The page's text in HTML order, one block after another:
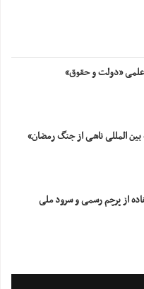
علمی «دولت و حقوق»
المللی ناشی از جنگ رمضان»
از پرچم رسمی و سرود ملی